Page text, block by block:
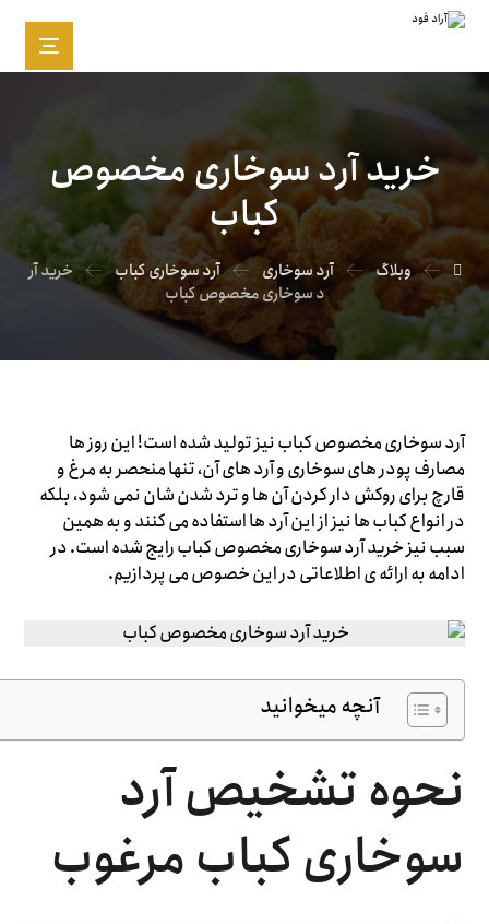
خرید آرد سوخاری مخصوص
کباب
وبلاگ آرد سوخاری آرد سوخاری کباب
خرید آر
د سوخاری مخصوص کباب
آرد سوخاری مخصوص کباب نیز تولید شده است! این روز ها
مصارف پودر های سوخاری و آرد های آن، تنها منحصر به مرغ و
قارچ برای روکش دار کردن آن ها و ترد شدن شان نمی شود، بلکه
در انواع کباب ها نیز از این آرد ها استفاده می کنند و به همین
سبب نیز خرید آرد سوخاری مخصوص کباب رایج شده است. در
ادامه به ارائه ی اطلاعاتی در این خصوص می پردازیم.
آنچه میخوانید
نحوه تشخیص آرد
سوخاری کباب مرغوب